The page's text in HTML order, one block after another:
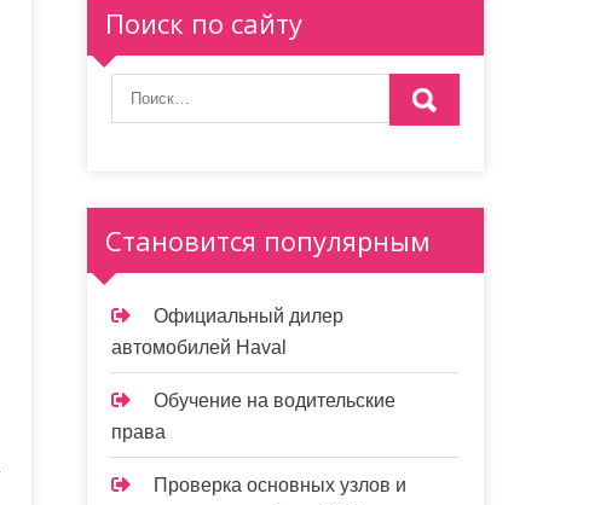
Поиск по сайту
Становится популярным
Официальный дилер
автомобилей Haval
Обучение на водительские
права
Проверка основных узлов и